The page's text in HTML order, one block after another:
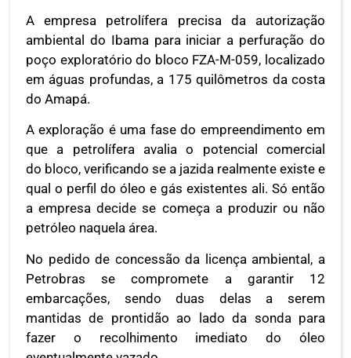
A empresa petrolífera precisa da autorização
ambiental do Ibama para iniciar a perfuração do
poço exploratório do bloco FZA-M-059, localizado
em águas profundas, a 175 quilômetros da costa
do Amapá.
A exploração é uma fase do empreendimento em
que a petrolífera avalia o potencial comercial
do bloco, verificando se a jazida realmente existe e
qual o perfil do óleo e gás existentes ali. Só então
a empresa decide se começa a produzir ou não
petróleo naquela área.
No pedido de concessão da licença ambiental, a
Petrobras se compromete a garantir 12
embarcações, sendo duas delas a serem
mantidas de prontidão ao lado da sonda para
fazer o recolhimento imediato do óleo